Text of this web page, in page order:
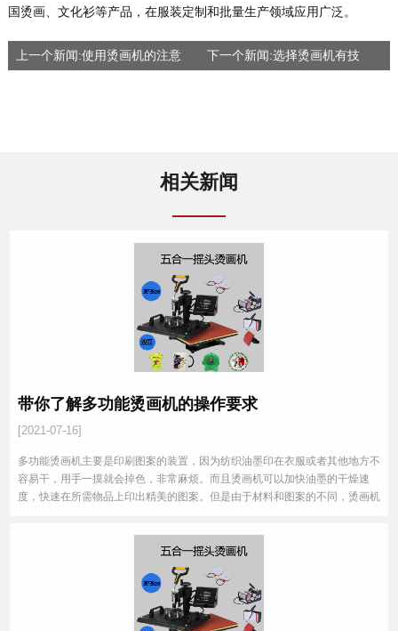
国烫画、文化衫等产品，在服装定制和批量生产领域应用广泛。
上一个新闻:使用烫画机的注意 下一个新闻:选择烫画机有技
相关新闻
带你了解多功能烫画机的操作要求
[2021-07-16]
多功能烫画机主要是印刷图案的装置，因为纺织油墨印在衣服或者其他地方不
容易干，用手一摸就会掉色，非常麻烦。而且烫画机可以加快油墨的干燥速
度，快速在所需物品上印出精美的图案。但是由于材料和图案的不同，烫画机